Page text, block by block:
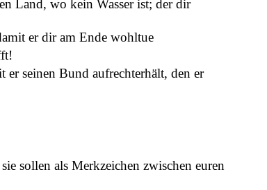
Land, wo kein Wasser ist; der dir
er dir am Ende wohltue
seinen Bund aufrechterhält, den er
sollen als Merkzeichen zwischen euren